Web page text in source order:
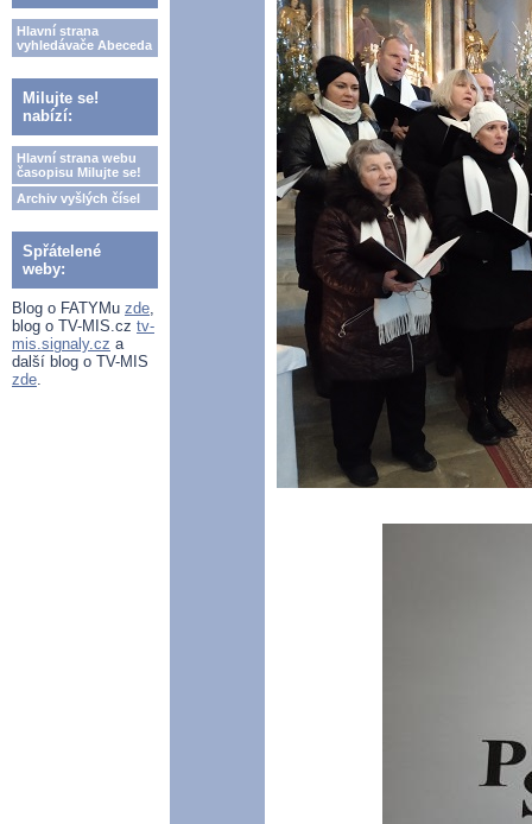
Hlavní strana
vyhledávače Abeceda
Milujte se!
nabízí:
Hlavní strana webu
časopisu Milujte se!
Archiv vyšlých čísel
Spřátelené
weby:
Blog o FATYMu zde,
blog o TV-MIS.cz tv-
mis.signaly.cz a
další blog o TV-MIS
zde.